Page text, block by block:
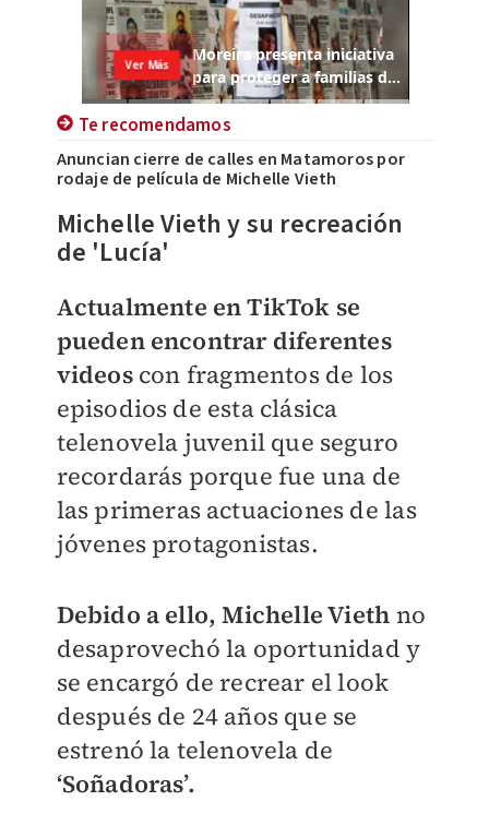
Te recomendamos
Anuncian cierre de calles en Matamoros por
rodaje de película de Michelle Vieth
Michelle Vieth y su recreación
de 'Lucía'
Actualmente en TikTok se
pueden encontrar diferentes
videos con fragmentos de los
episodios de esta clásica
telenovela juvenil que seguro
recordarás porque fue una de
las primeras actuaciones de las
jóvenes protagonistas.
Debido a ello, Michelle Vieth no
desaprovechó la oportunidad y
se encargó de recrear el look
después de 24 años que se
estrenó la telenovela de
‘Soñadoras’.